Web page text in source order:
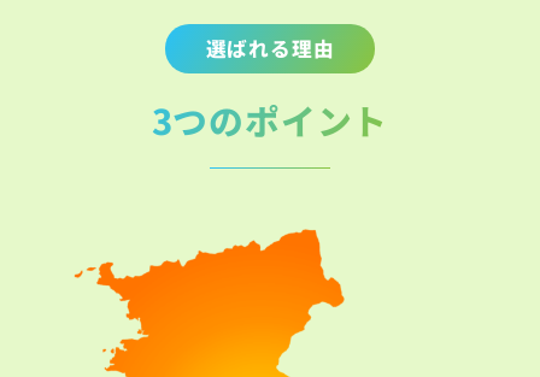
選ばれる理由
3つのポイント